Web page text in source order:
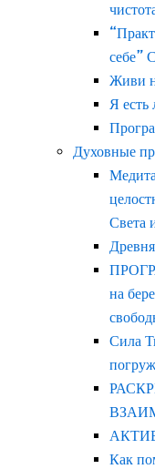
себе”
Живи
Я есть
Духовные
Света
на
Сила
Как